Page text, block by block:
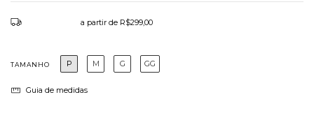
a partir de R$299,00
TAMANHO P M G GG
Guia de medidas